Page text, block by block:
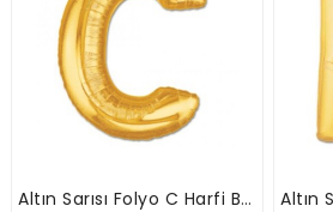
Altın Sarısı Folyo C Harfi Balon 1 Metre